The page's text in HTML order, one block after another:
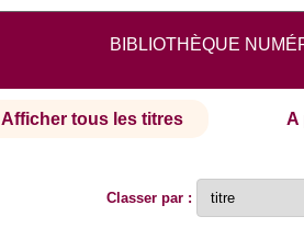
BIBLIOTHÈQUE
Afficher tous les titres A
Classer par :